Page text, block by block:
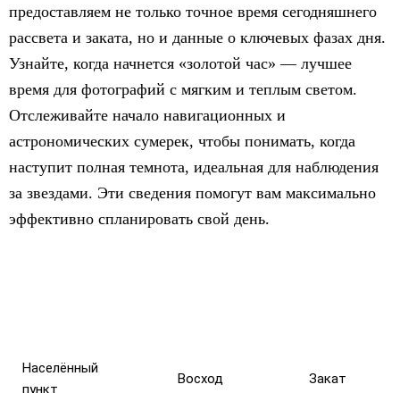
предоставляем не только точное время сегодняшнего
рассвета и заката, но и данные о ключевых фазах дня.
Узнайте, когда начнется «золотой час» — лучшее
время для фотографий с мягким и теплым светом.
Отслеживайте начало навигационных и
астрономических сумерек, чтобы понимать, когда
наступит полная темнота, идеальная для наблюдения
за звездами. Эти сведения помогут вам максимально
эффективно спланировать свой день.
Населённый
пункт
Восход Закат